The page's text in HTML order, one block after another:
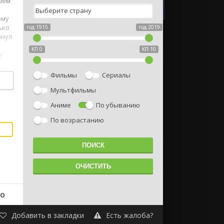
год 1915 год 2019
КП 0 КП 10
Фильмы
Сериалы
Мультфильмы
Аниме
По убыванию
По возрастанию
Добавить в закладки Есть жалоба?